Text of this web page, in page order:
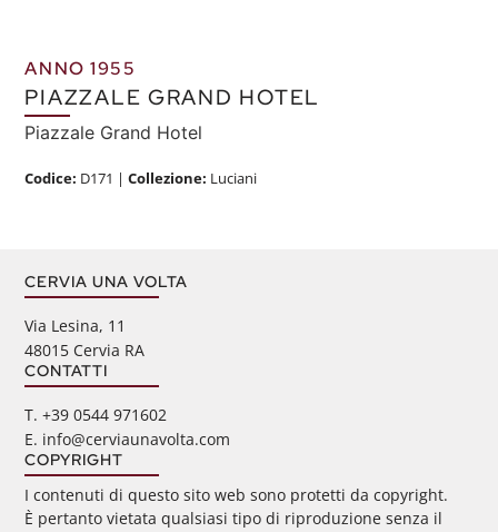
ANNO 1955
PIAZZALE GRAND HOTEL
Piazzale Grand Hotel
Codice: D171 |Collezione: Luciani
CERVIA UNA VOLTA
Via Lesina, 11
48015 Cervia RA
CONTATTI
‭T. +39 0544 971602
E. info@cerviaunavolta.com
COPYRIGHT
I contenuti di questo sito web sono protetti da copyright.
È pertanto vietata qualsiasi tipo di riproduzione senza il